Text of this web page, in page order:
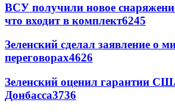
ВСУ получили новое
что входит в комплект6245
Зеленский сделал заявление о
переговорах4626
Зеленский оценил гарантии
Донбасса3736